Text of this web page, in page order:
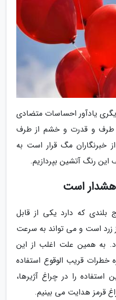
یادآور احساسات متضادی
طرف و قدرت و خشم از طرف
خبرنگاران مگ قرار است به
این رنگ آتشین بپردازیم.
است
که دارد یکی از قابل
زرد است و می تواند به سرعت
به همین علت اغلب از این
خطرات قریب الوقوع استفاده
را در چراغ آژیرها،
قرمز هدایت می بینیم.